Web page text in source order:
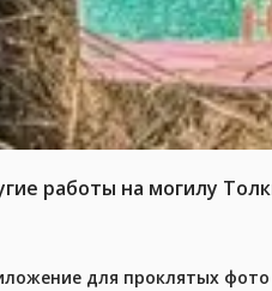
работы на могилу
для проклятых